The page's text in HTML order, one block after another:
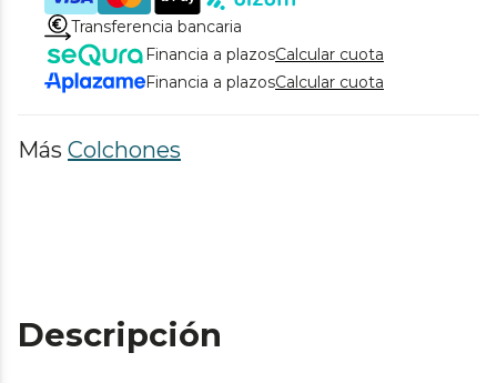
Transferencia bancaria
Financia a plazosCalcular cuota
Financia a plazosCalcular cuota
Más Colchones
Descripción